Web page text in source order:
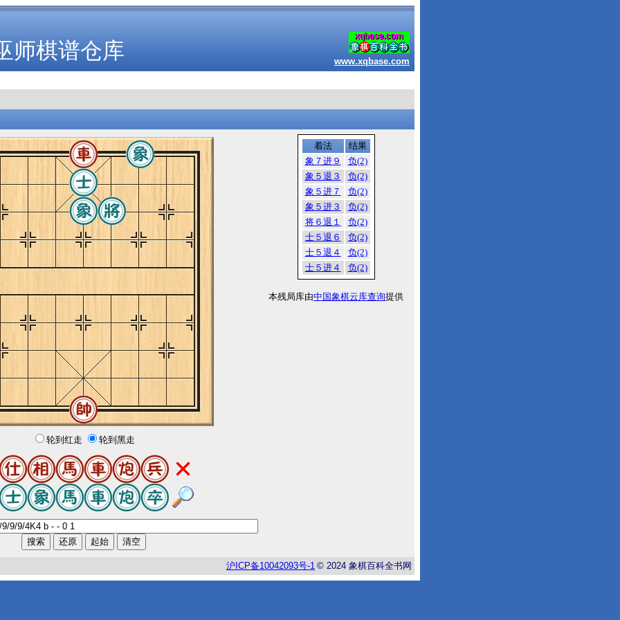
师棋谱仓库 www.xqbase.com
轮到红走 轮到黑走
着法
结果
象７进９
负(2)
象５退３
负(2)
象５进７
负(2)
象５进３
负(2)
将６退１
负(2)
士５退６
负(2)
士５退４
负(2)
士５进４
负(2)
本残局库由中国象棋云库查询提供
沪 ICP备10042093号-1 © 2024 象棋百科全书网